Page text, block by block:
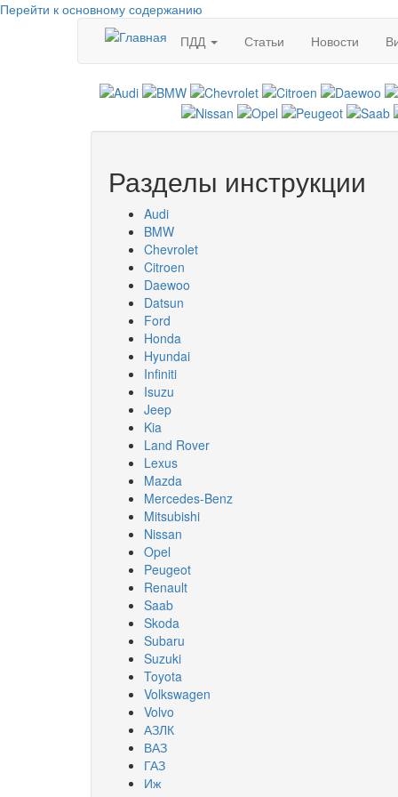
Перейти к основному содержанию
ПДД
Статьи Новости
Разделы инструкции
Audi
BMW
Chevrolet
Citroen
Daewoo
Datsun
Ford
Honda
Hyundai
Infiniti
Isuzu
Jeep
Kia
Land Rover
Lexus
Mazda
Mercedes-Benz
Mitsubishi
Nissan
Opel
Peugeot
Renault
Saab
Skoda
Subaru
Suzuki
Toyota
Volkswagen
Volvo
АЗЛК
ВАЗ
ГАЗ
Иж